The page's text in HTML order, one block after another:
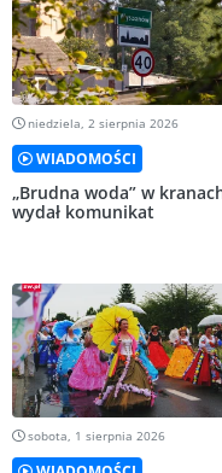
niedziela, 2 sierpnia 2026
WIADOMOŚCI
„Brudna woda” w
wydał komunikat
sobota, 1 sierpnia 2026